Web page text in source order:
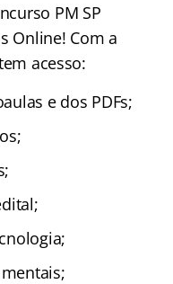
PM SP
Online! Com a
acesso:
e dos PDFs;